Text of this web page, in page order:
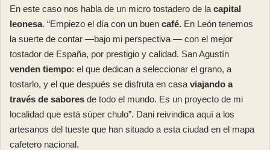
En este caso nos habla de un micro tostadero de la capital
leonesa. “Empiezo el día con un buen café. En León tenemos
la suerte de contar —bajo mi perspectiva — con el mejor
tostador de España, por prestigio y calidad. San Agustín
venden tiempo: el que dedican a seleccionar el grano, a
tostarlo, y el que después se disfruta en casa viajando a
través de sabores de todo el mundo. Es un proyecto de mi
localidad que está súper chulo”. Dani reivindica aquí a los
artesanos del tueste que han situado a esta ciudad en el mapa
cafetero nacional.